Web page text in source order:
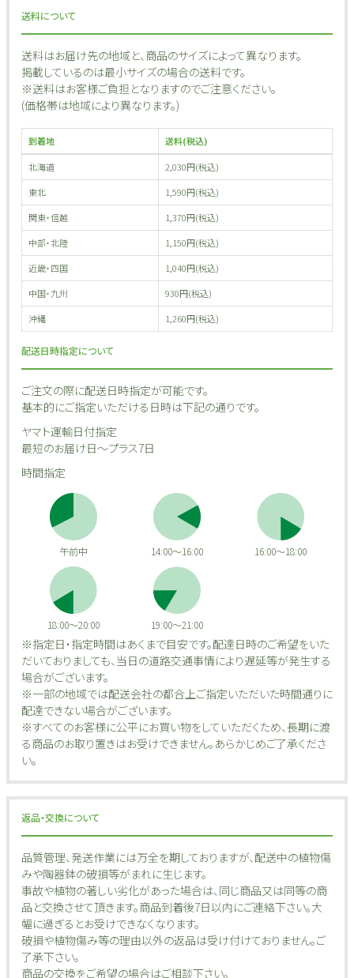
送料について
送料はお届け先の地域と、商品のサイズによって異なります。
掲載しているのは最小サイズの場合の送料です。
※送料はお客様ご負担となりますのでご注意ください。
(価格帯は地域により異なります。)
到着地 送料(税込)
北海道
2,030円(税込)
東北
1,590円(税込)
関東・信越
1,370円(税込)
中部・北陸
1,150円(税込)
近畿・四国
1,040円(税込)
中国・九州
930円(税込)
沖縄
1,260円(税込)
配送日時指定について
ご注文の際に配送日時指定が可能です。
基本的にご指定いただける日時は下記の通りです。
ヤマト運輸日付指定
最短のお届け日～プラス7日
時間指定
午前中 14:00～16:00 16:00～18:00
18:00～20:00 19:00～21:00
※指定日・指定時間はあくまで目安です。配達日時のご希望をいた
だいておりましても、当日の道路交通事情により遅延等が発生する
場合がございます。
※一部の地域では配送会社の都合上ご指定いただいた時間通りに
配達できない場合がございます。
※すべてのお客様に公平にお買い物をしていただくため、長期に渡
る商品のお取り置きはお受けできません。あらかじめご了承くださ
い。
返品・交換について
品質管理、発送作業には万全を期しておりますが、配送中の植物傷
みや陶器鉢の破損等がまれに生じます。
事故や植物の著しい劣化があった場合は、同じ商品又は同等の商
品と交換させて頂きます。商品到着後7日以内にご連絡下さい。大
幅に過ぎるとお受けできなくなります。
破損や植物傷み等の理由以外の返品は受け付けておりません。ご
了承下さい。
商品の交換をご希望の場合はご相談下さい。